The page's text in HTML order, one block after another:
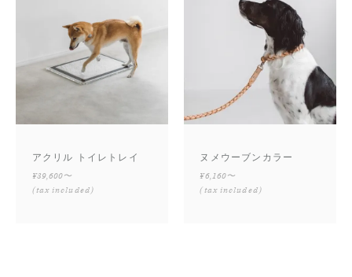
アクリル トイレトレイ
¥39,600〜
(tax included)
ヌメウーブンカラー
¥6,160〜
(tax included)